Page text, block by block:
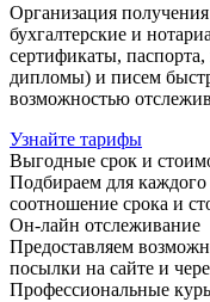
Организация
бухгалтерские и
сертификаты, паспорта,
дипломы) и писем
возможностью
Узнайте тарифы
Выгодные срок и
Подбираем для
соотношение срока и
Он-лайн отслеживание
Предоставляем
посылки на сайте и
Профессиональные